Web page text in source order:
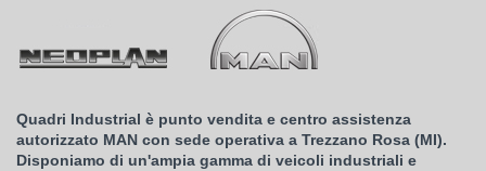
Quadri Industrial è punto vendita e centro assistenza
autorizzato MAN con sede operativa a Trezzano Rosa (MI).
Disponiamo di un'ampia gamma di veicoli industriali e